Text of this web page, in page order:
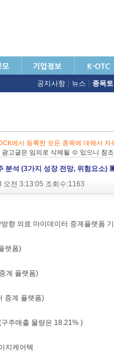
공지사항 뉴스 종목
에서 등록한 모든 종목에 대해서 자
고글은 임의로 삭제될 수 있으니 참
분석 (3가지 성장 전망, 위험요소)
오전 3:13:05 조회수:1163
향 의료 마이데이터 중계플랫폼
랫폼)
계 플랫폼)
중계 플랫폼)
주매출 물량은 18.21% )
지케어텍